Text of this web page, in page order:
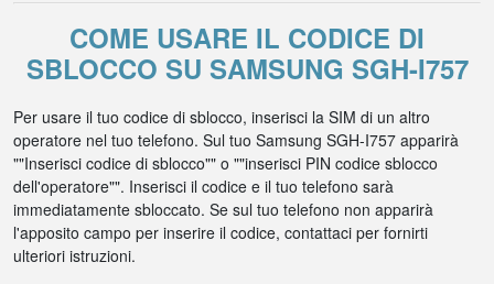
COME USARE IL CODICE DI
SBLOCCO SU SAMSUNG SGH-I757
Per usare il tuo codice di sblocco, inserisci la SIM di un altro
operatore nel tuo telefono. Sul tuo Samsung SGH-I757 apparirà
""Inserisci codice di sblocco"" o ""inserisci PIN codice sblocco
dell'operatore"". Inserisci il codice e il tuo telefono sarà
immediatamente sbloccato. Se sul tuo telefono non apparirà
l'apposito campo per inserire il codice, contattaci per fornirti
ulteriori istruzioni.